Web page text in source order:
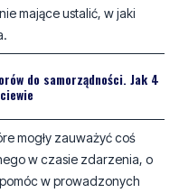
mające ustalić, w jaki
do samorządności. Jak 4
mogły zauważyć coś
w czasie zdarzenia, o
w prowadzonych